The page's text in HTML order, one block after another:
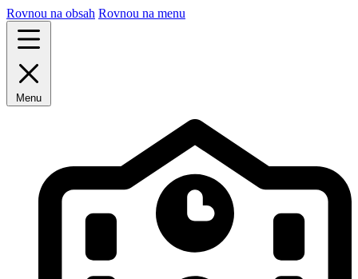
Rovnou na obsah Rovnou na menu
Menu